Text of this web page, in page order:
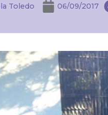
Toledo 06/09/2017